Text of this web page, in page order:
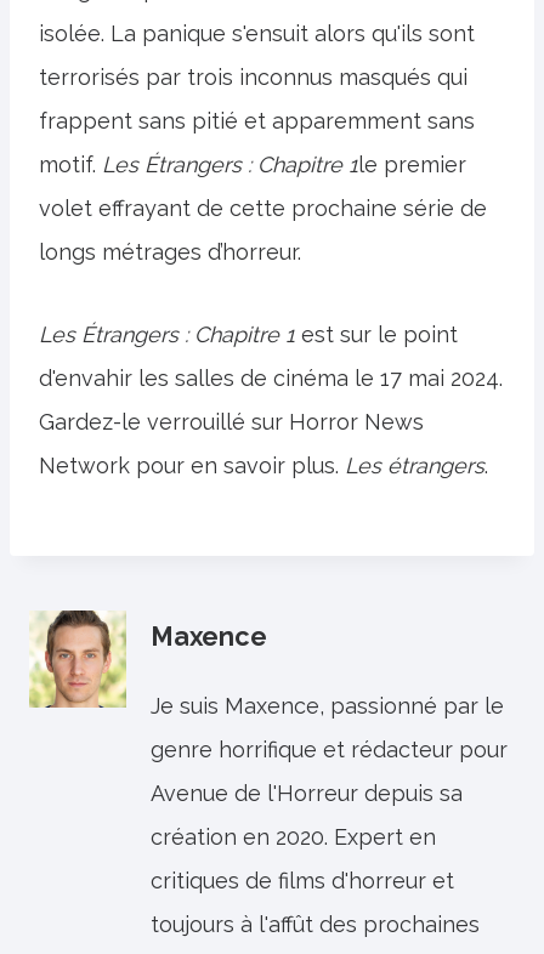
isolée. La panique s'ensuit alors qu'ils sont
terrorisés par trois inconnus masqués qui
frappent sans pitié et apparemment sans
motif. Les Étrangers : Chapitre 1le premier
volet effrayant de cette prochaine série de
longs métrages d’horreur.
Les Étrangers : Chapitre 1 est sur le point
d'envahir les salles de cinéma le 17 mai 2024.
Gardez-le verrouillé sur Horror News
Network pour en savoir plus. Les étrangers.
Maxence
Je suis Maxence, passionné par le
genre horrifique et rédacteur pour
Avenue de l'Horreur depuis sa
création en 2020. Expert en
critiques de films d'horreur et
toujours à l'affût des prochaines